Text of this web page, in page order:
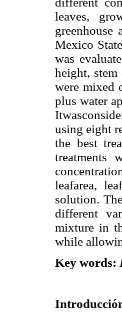
leaves,
Mexico
was
height,
were mixed
plus water
using eight
the best
treatments
leafarea,
solution.
different
mixture in
while
Key words: